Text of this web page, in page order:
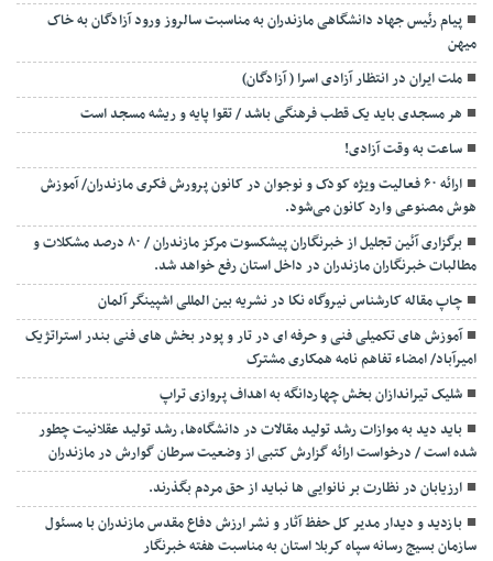
پیام رئیس جهاد دانشگاهی مازندران به مناسبت سالروز ورود آزادگان به خاک
میهن
ملت ایران در انتظار آزادی اسرا ( آزادگان)
هر مسجدی باید یک قطب فرهنگی باشد / تقوا پایه و ریشه مسجد است
ساعت به وقت آزادی!
ارائه ۶۰ فعالیت ویژه کودک و نوجوان در کانون پرورش فکری مازندران/ آموزش
هوش مصنوعی وارد کانون می‌شود.
برگزاری آئین تجلیل از خبرنگاران پیشکسوت مرکز مازندران / ۸۰ درصد مشکلات و
مطالبات خبرنگاران مازندران در داخل استان رفع خواهد شد.
چاپ مقاله کارشناس نيروگاه نكا در نشریه بین المللی اشپینگر آلمان
آموزش های تکمیلی فنی و حرفه ای در تار و پودر بخش های فنی بندر استراتژیک
امیرآباد/ امضاء تفاهم نامه همکاری مشترک
شلیک تیراندازان بخش چهاردانگه به اهداف پروازی تراپ
باید دید به موازات رشد تولید مقالات در دانشگاه‌ها، رشد تولید عقلانیت چطور
شده است / درخواست ارائه گزارش کتبی از وضعیت سرطان گوارش در مازندران
ارزیابان در نظارت بر نانوایی ها نباید از حق مردم بگذرند.
بازدید و دیدار مدیر کل حفظ آثار و نشر ارزش دفاع مقدس مازندران با مسئول
سازمان بسیج رسانه سپاه کربلا استان به مناسبت هفته خبرنگار